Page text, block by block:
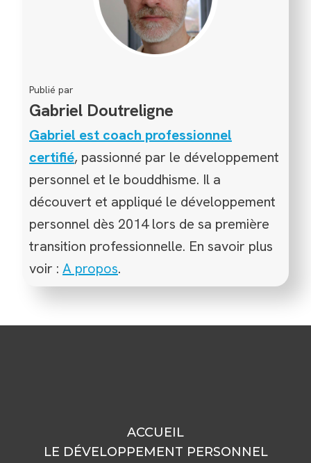
Publié par
Gabriel Doutreligne
Gabriel est coach professionnel
certifié, passionné par le développement
personnel et le bouddhisme. Il a
découvert et appliqué le développement
personnel dès 2014 lors de sa première
transition professionnelle. En savoir plus
voir : A propos.
ACCUEIL
LE DÉVELOPPEMENT PERSONNEL